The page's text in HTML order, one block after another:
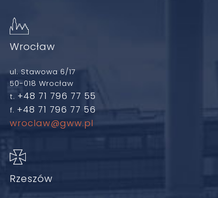
Wrocław
ul. Stawowa 6/17
50-018 Wrocław
t. +48 71 796 77 55
f. +48 71 796 77 56
wroclaw@gww.pl
Rzeszów